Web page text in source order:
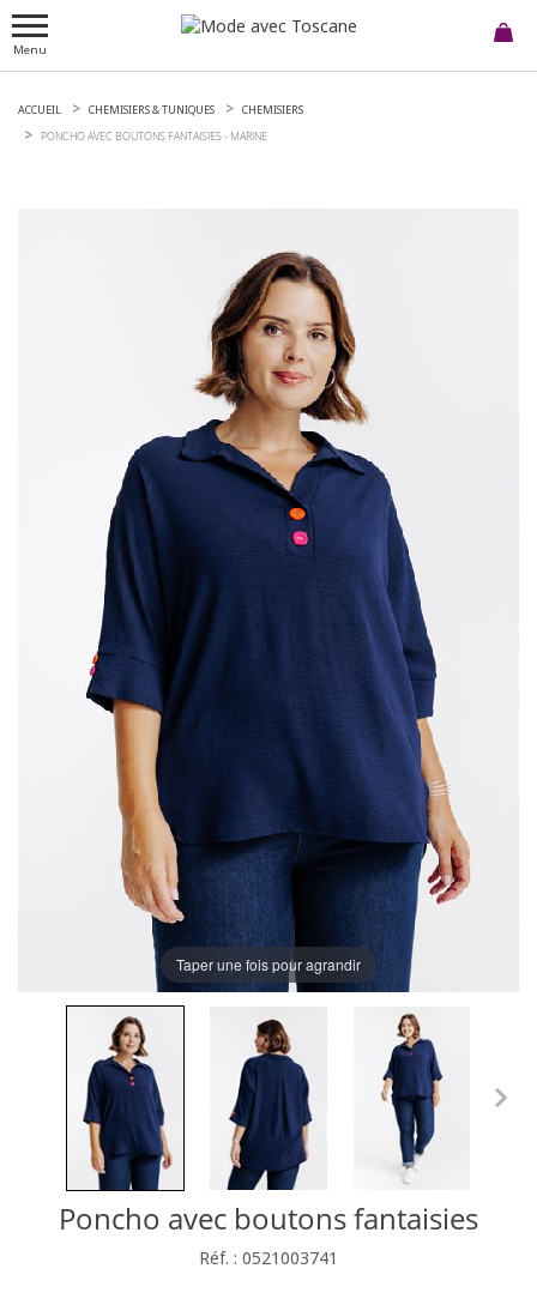
Menu
ACCUEIL CHEMISIERS & TUNIQUES
CHEMISIERS
PONCHO AVEC BOUTONS FANTAISIES - MARINE
Taper une fois pour agrandir
Poncho avec boutons fantaisies
Réf. : 0521003741